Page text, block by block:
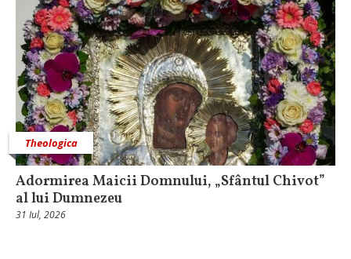
Theologica
Adormirea Maicii Domnului, „Sfântul Chivot”
al lui Dumnezeu
31 Iul, 2026